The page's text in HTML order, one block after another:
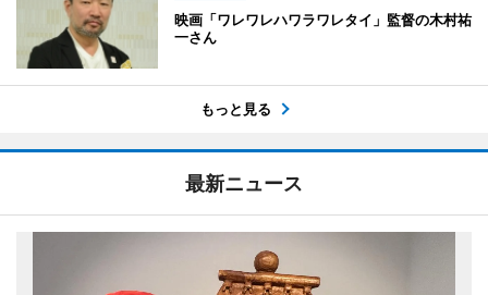
映画「ワレワレハワラワレタイ」監督の木村祐
一さん
もっと見る
最新ニュース